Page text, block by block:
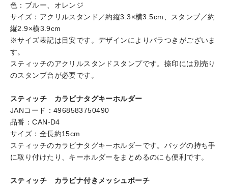
色：ブルー、オレンジ
サイズ：アクリルスタンド／約縦3.3×横3.5cm、スタンプ／約
縦2.9×横3.9cm
※サイズ表記は目安です。デザインによりバラつきがございま
す。
スティッチのアクリルスタンドスタンプです。捺印には別売り
のスタンプ台が必要です。
スティッチ カラビナタグキーホルダー
JANコード：4968583750490
品番：CAN-D4
サイズ：全長約15cm
スティッチのカラビナタグキーホルダーです。バッグの持ち手
に取り付けたり、キーホルダーをまとめるのにも便利です。
スティッチ カラビナ付きメッシュポーチ